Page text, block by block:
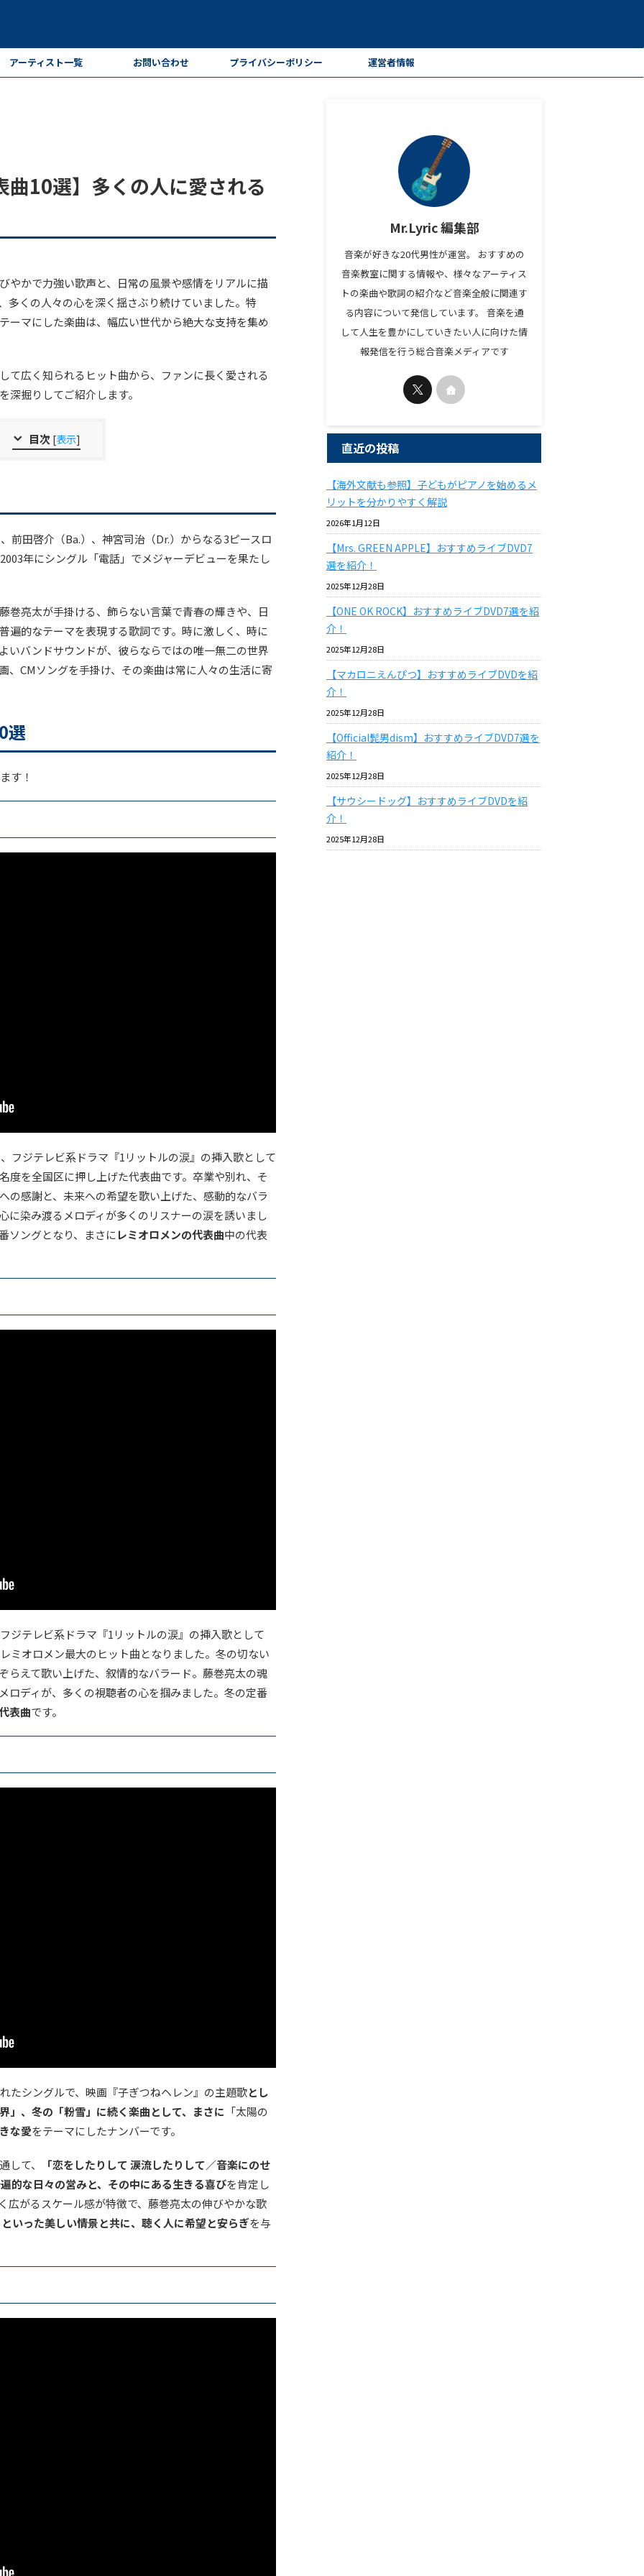
アーティスト一覧 お問い合わせ プライバシーポリシー 運営者情報
曲10選】多くの人に愛される
やかで力強い歌声と、日常の風景や感情をリアルに描
多くの人々の心を深く揺さぶり続けていました。特
ーマにした楽曲は、幅広い世代から絶大な支持を集め
て広く知られるヒット曲から、ファンに長く愛される
深掘りしてご紹介します。
目次 [表示]
前田啓介（Ba.）、神宮司治（Dr.）からなる3ピースロ
年にシングル「電話」でメジャーデビューを果たし
巻亮太が手掛ける、飾らない言葉で青春の輝きや、日
遍的なテーマを表現する歌詞です。時に激しく、時に
いバンドサウンドが、彼らならではの唯一無二の世界
、CMソングを手掛け、その楽曲は常に人々の生活に寄
選
す！
フジテレビ系ドラマ『1リットルの涙』の挿入歌として
度を全国区に押し上げた代表曲です。卒業や別れ、そ
の感謝と、未来への希望を歌い上げた、感動的なバラ
に染み渡るメロディが多くのリスナーの涙を誘いまし
ソングとなり、まさにレミオロメンの代表曲中の代表
ジテレビ系ドラマ『1リットルの涙』の挿入歌として
ミオロメン最大のヒット曲となりました。冬の切ない
らえて歌い上げた、叙情的なバラード。藤巻亮太の魂
ロディが、多くの視聴者の心を掴みました。冬の定番
表曲です。
たシングルで、映画『子ぎつねヘレン』の主題歌とし
」、冬の「粉雪」に続く楽曲として、まさに 「太陽の
な愛をテーマにしたナンバーです。
て、
「恋をしたりして 涙流したりして／音楽にのせ
的な日々の営みと、その中にある生きる喜びを肯定し
広がるスケール感が特徴で、藤巻亮太の伸びやかな歌
いった美しい情景と共に、聴く人に希望と安らぎを与
Mr.Lyric 編集部
音楽が好きな20代男性が運営。 おすすめの
音楽教室に関する情報や、様々なアーティス
トの楽曲や歌詞の紹介など音楽全般に関連す
る内容について発信しています。 音楽を通
して人生を豊かにしていきたい人に向けた情
報発信を行う総合音楽メディアです
直近の投稿
【海外文献も参照】子どもがピアノを始めるメ
リットを分かりやすく解説
2026年1月12日
【Mrs. GREEN APPLE】おすすめライブDVD7
選を紹介！
2025年12月28日
【ONE OK ROCK】おすすめライブDVD7選を紹
介！
2025年12月28日
【マカロニえんぴつ】おすすめライブDVDを紹
介！
2025年12月28日
【Official髭男dism】おすすめライブDVD7選を
紹介！
2025年12月28日
【サウシードッグ】おすすめライブDVDを紹
介！
2025年12月28日